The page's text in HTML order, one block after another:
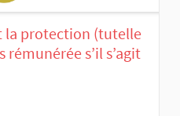
la protection (tutelle
rémunérée s’il s’agit